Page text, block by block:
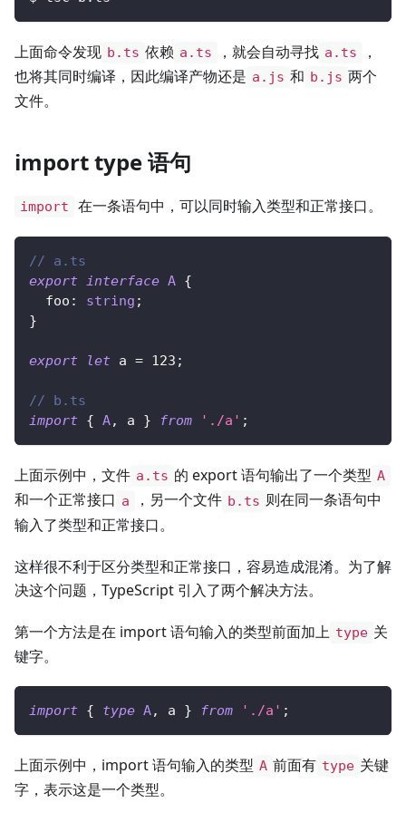
上面命令发现 b.ts 依赖 a.ts ，就会自动寻找 a.ts
，
也将其同时编译，因此编译产物还是 a.js 和 b.js 两个
文件。
import type 语句
import 在一条语句中，可以同时输入类型和正常接口。
// a.ts
export interface A {
  foo
: string ;
}
export let a = 123 ;
// b.ts
import { A, a } from './a' ;
上面示例中，文件 a.ts 的 export 语句输出了一个类型 A
和一个正常接口 a ，另一个文件 b.ts 则在同一条语句中
输入了类型和正常接口。
这样很不利于区分类型和正常接口，容易造成混淆。为了解
决这个问题，TypeScript 引入了两个解决方法。
第一个方法是在 import 语句输入的类型前面加上 type 关
键字。
import { type A, a } from './a' ;
上面示例中，import 语句输入的类型 A 前面有 type 关键
字，表示这是一个类型。